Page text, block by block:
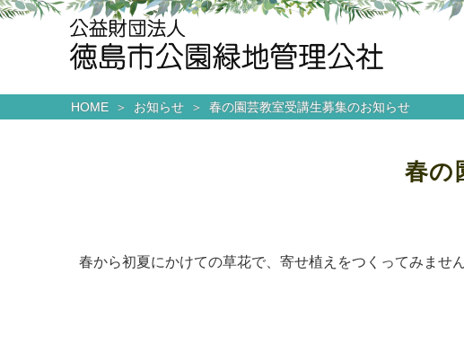
HOME お知らせ 春の園芸教室受講生募集のお知らせ
春の
春から初夏にかけての草花で、寄せ植えをつくってみませ